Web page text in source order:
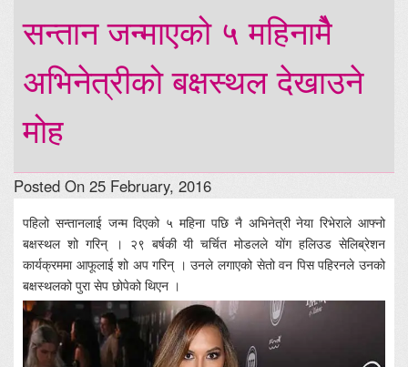
सन्तान जन्माएको ५ महिनामैे
अभिनेत्रीको बक्षस्थल देखाउने
मोह
Posted On 25 February, 2016
पहिलो सन्तानलाई जन्म दिएको ५ महिना पछि नै अभिनेत्री नेया रिभेराले आफ्नो
बक्षस्थल शो गरिन् । २९ बर्षकी यी चर्चित मोडलले योंग हलिउड सेलिब्रेशन
कार्यक्रममा आफूलाई शो अप गरिन् । उनले लगाएको सेतो वन पिस पहिरनले उनको
बक्षस्थलको पुरा सेप छोपेको थिएन ।